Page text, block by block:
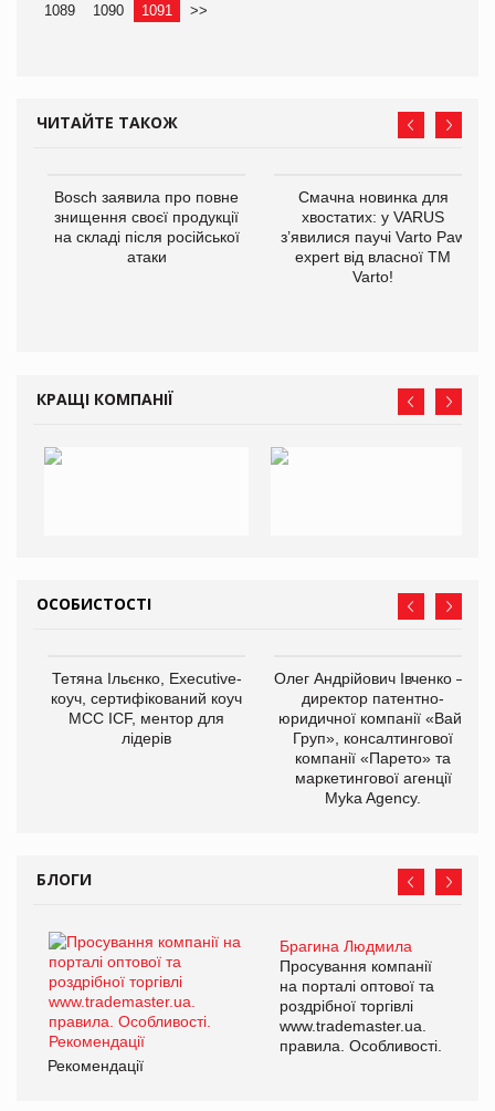
1089
1090 1091 >>
ЧИТАЙТЕ ТАКОЖ
Bosch заявила про повне
знищення своєї продукції
на складі після російської
атаки
Смачна новинка для
хвостатих: у VARUS
з’явилися паучі Varto Paw
expert від власної ТМ
Varto!
КРАЩІ КОМПАНІЇ
ОСОБИСТОСТІ
Тетяна Ільєнко, Executive-
коуч, сертифікований коуч
МСС ICF, ментор для
лідерів
Олег Андрійович Івченко —
директор патентно-
юридичної компанії «Вайз
Груп», консалтингової
компанії «Парето» та
маркетингової агенції
Myka Agency.
БЛОГИ
Брагина Людмила
Просування компанії
на порталі оптової та
роздрібної торгівлі
www.trademaster.ua.
правила. Особливості.
Рекомендації